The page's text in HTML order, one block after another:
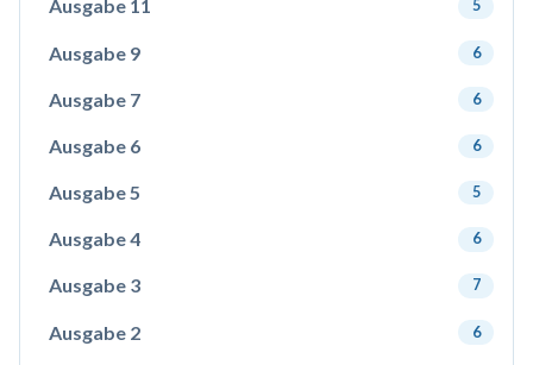
Ausgabe 11 5
Ausgabe 9 6
Ausgabe 7 6
Ausgabe 6 6
Ausgabe 5 5
Ausgabe 4 6
Ausgabe 3 7
Ausgabe 2 6